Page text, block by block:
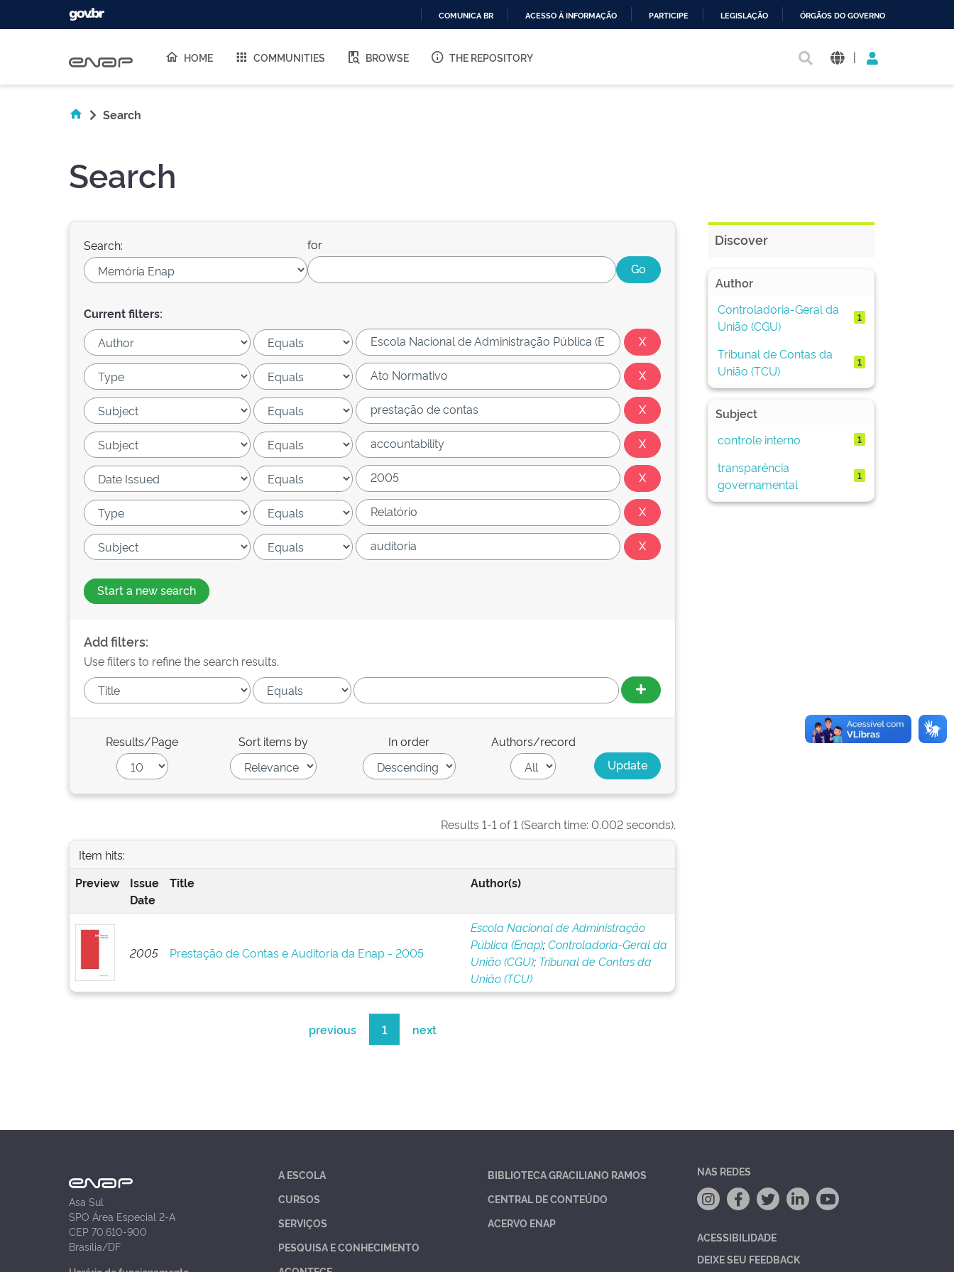
O
COMUNICA BR ACESSO À INFORMAÇÃO PARTICIPE LEGISLAÇÃO ÓRGÃOS DO GOVERNO
HOME COMMUNITIES BROWSE THE REPOSITORY |
Search
Search
Search: for
Current filters:
Start a new search
Add filters:
Use filters to refine the search results.
Results/Page Sort items by In order Authors/record
Results 1-1 of 1 (Search time: 0.002 seconds).
Item hits:
Preview
Issue
Date
Title Author(s)
2005 Prestação de Contas e Auditoria da Enap - 2005
Escola Nacional de Administração
Pública (Enap);Controladoria-Geral da
União (CGU); Tribunal de Contas da
União (TCU)
previous 1 next
Discover
Author
Controladoria-Geral da
União (CGU)
1
Tribunal de Contas da
União (TCU)
1
Subject
controle interno
1
transparência
governamental
1
Asa Sul
SPO Área Especial 2-A
CEP 70.610-900
Brasília/DF
A ESCOLA
CURSOS
SERVIÇOS
PESQUISA E CONHECIMENTO
BIBLIOTECA GRACILIANO RAMOS
CENTRAL DE CONTEÚDO
ACERVO ENAP
NAS REDES
ACESSIBILIDADE
DEIXE SEU FEEDBACK